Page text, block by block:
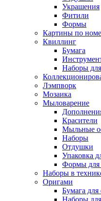
Украшения
Фитили
Формы
Картины по
Квиллинг
Бумага
Наборы
Лэмпворк
Мозаика
Мыловарение
Красители
Мыльные
Наборы
Отдушки
Упаковка
Формы для
Наборы в
Оригами
Бумага для
Наборы